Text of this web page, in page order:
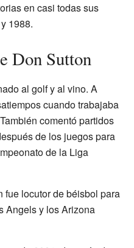
en casi todas sus
1988.
Don Sutton
al golf y al vino. A
cuando trabajaba
comentó partidos
de los juegos para
de la Liga
fue locutor de béisbol para
Angels y los Arizona